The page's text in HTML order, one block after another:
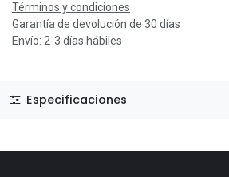
Términos y condiciones
Garantía de devolución de 30 días
Envío: 2-3 días hábiles
Especificaciones